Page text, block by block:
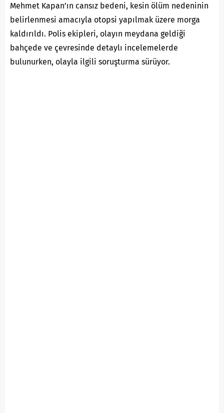
Mehmet Kapan’ın cansız bedeni, kesin ölüm nedeninin
belirlenmesi amacıyla otopsi yapılmak üzere morga
kaldırıldı. Polis ekipleri, olayın meydana geldiği
bahçede ve çevresinde detaylı incelemelerde
bulunurken, olayla ilgili soruşturma sürüyor.